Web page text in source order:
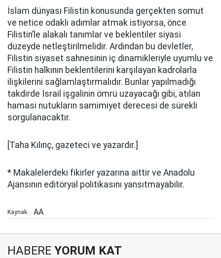
İslam dünyası Filistin konusunda gerçekten somut
ve netice odaklı adımlar atmak istiyorsa, önce
Filistin’le alakalı tanımlar ve beklentiler siyasi
düzeyde netleştirilmelidir. Ardından bu devletler,
Filistin siyaset sahnesinin iç dinamikleriyle uyumlu ve
Filistin halkının beklentilerini karşılayan kadrolarla
ilişkilerini sağlamlaştırmalıdır. Bunlar yapılmadığı
takdirde İsrail işgalinin ömrü uzayacağı gibi, atılan
hamasi nutukların samimiyet derecesi de sürekli
sorgulanacaktır.
[Taha Kılınç, gazeteci ve yazardır.]
* Makalelerdeki fikirler yazarına aittir ve Anadolu
Ajansının editöryal politikasını yansıtmayabilir.
Kaynak: AA
HABERE YORUM KAT